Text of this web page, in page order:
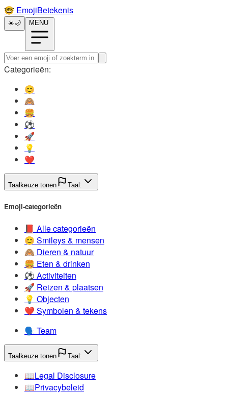
🤓️ EmojiBetekenis
☀️🌙 MENU
Categorieën:
😊️
🙈️
🍔️
⚽️
🚀️
💡️
❤️
Taalkeuze tonen Taal:
Emoji-categorieën
📕️ Alle categorieën
😊️ Smileys & mensen
🙈️ Dieren & natuur
🍔️ Eten & drinken
⚽️ Activiteiten
🚀️ Reizen & plaatsen
💡️ Objecten
❤️ Symbolen & tekens
🗣️ Team
Taalkeuze tonen Taal:
📖️Legal Disclosure
📖️Privacybeleid